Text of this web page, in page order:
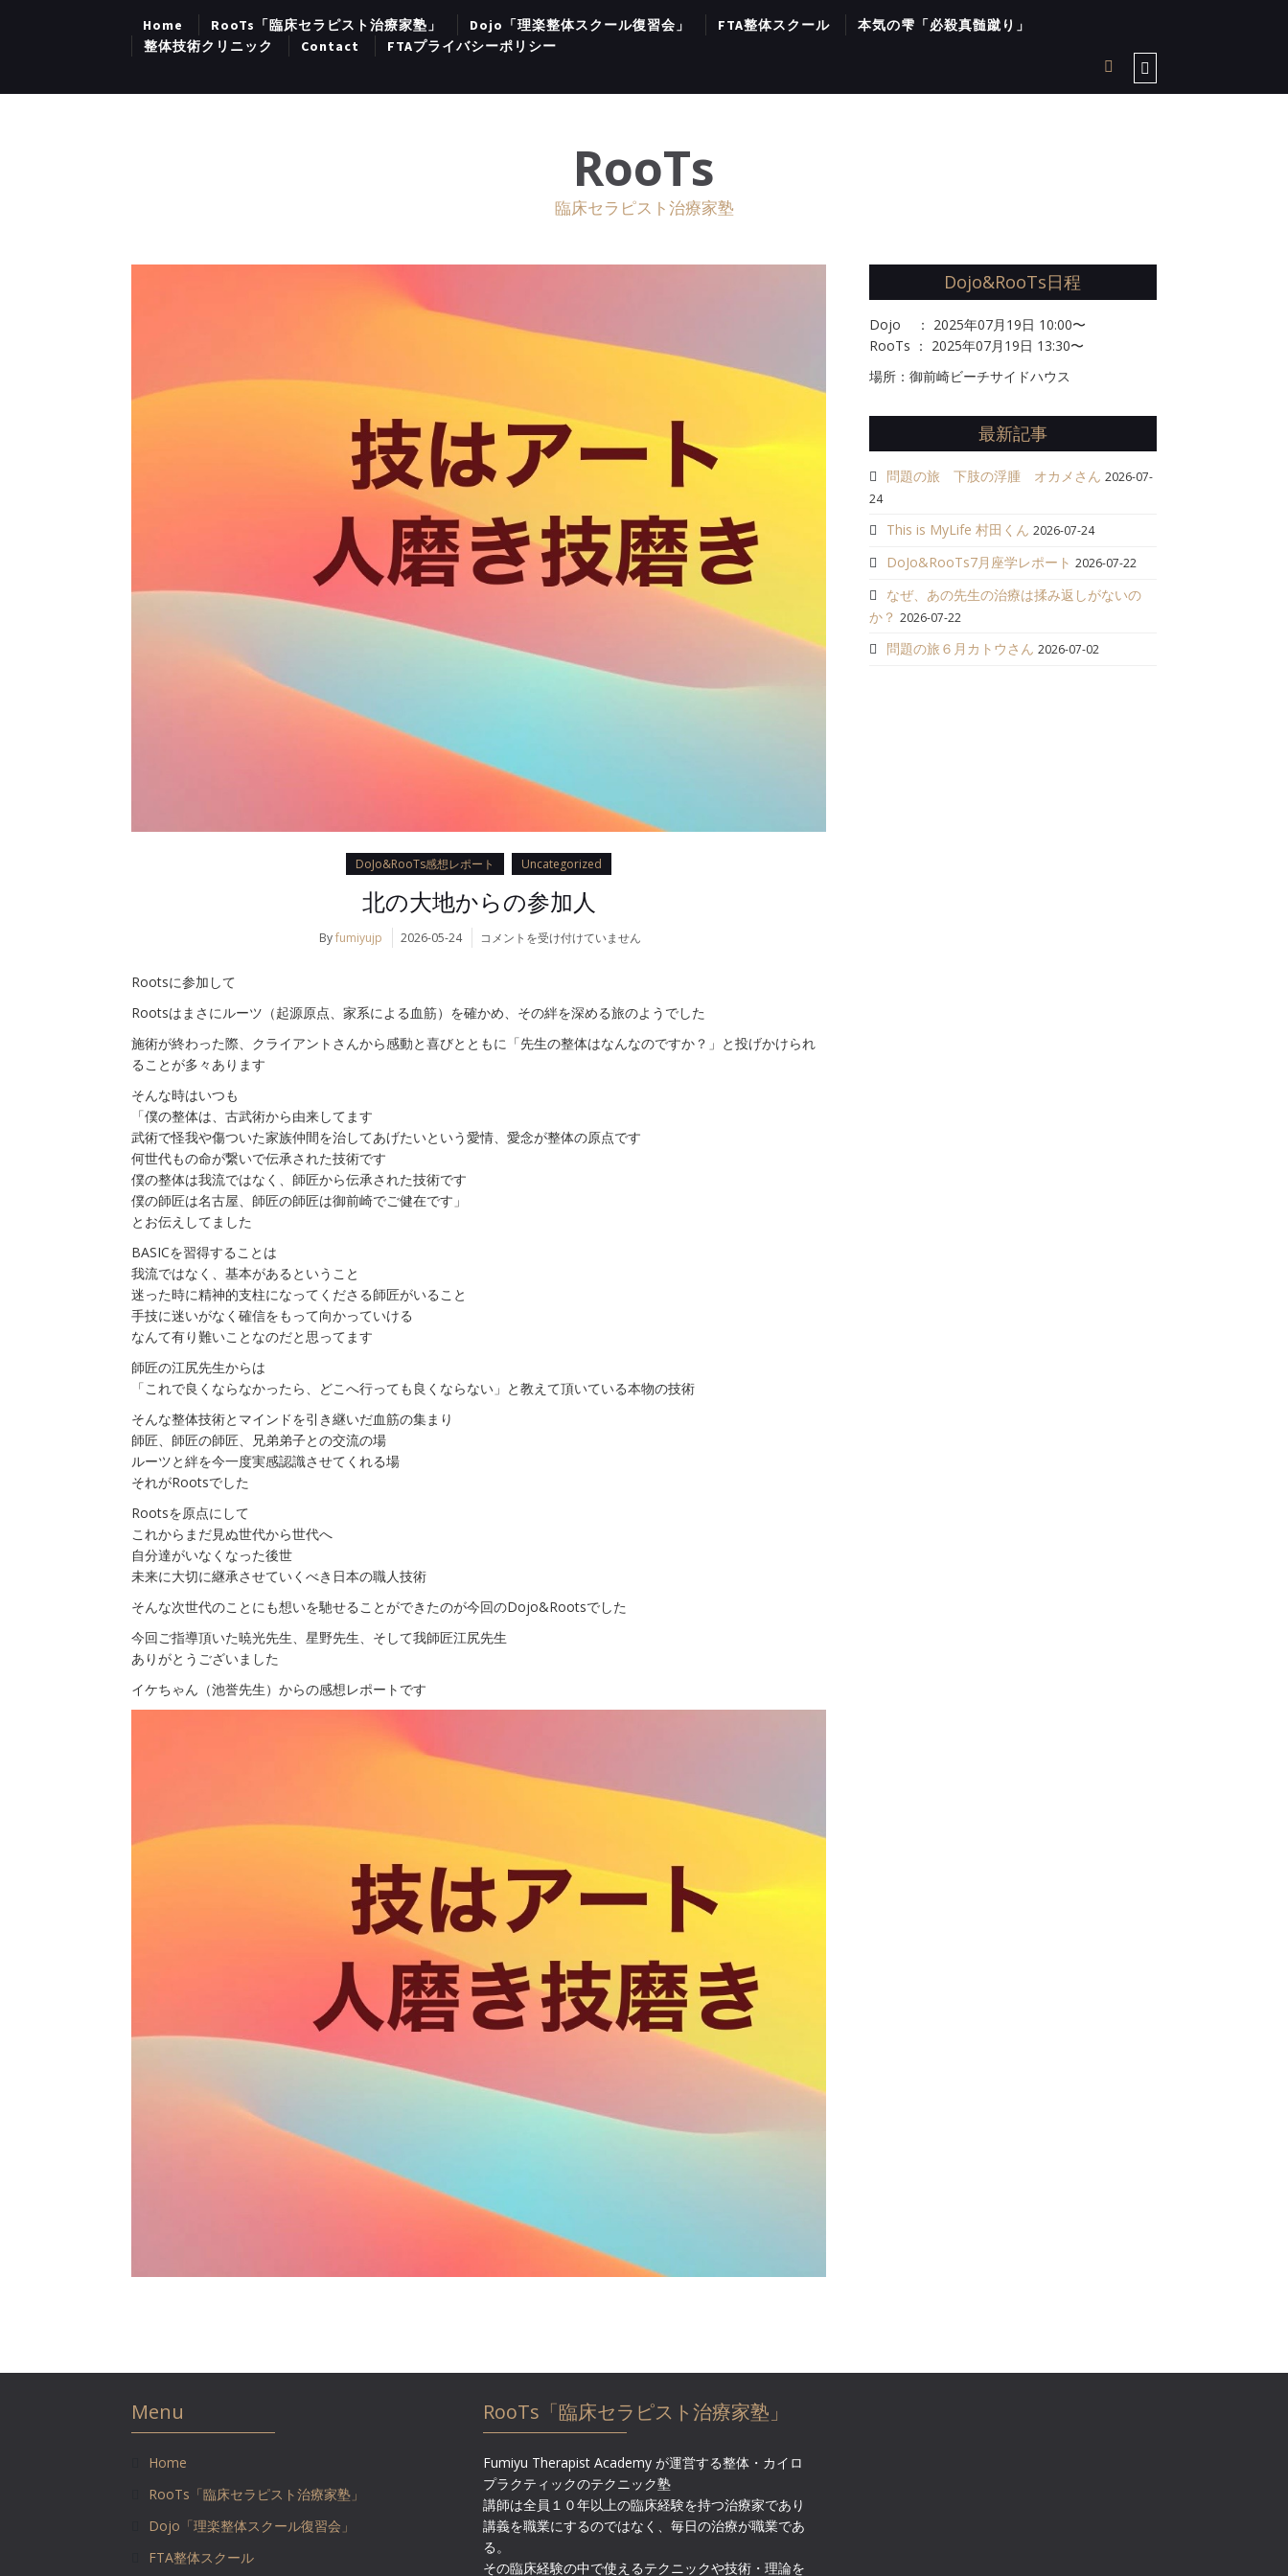
Home RooTs「臨床セラピスト治療家塾」 Dojo「理楽整体スクール復習会」 FTA整体スクール
本気の雫「必殺真髄蹴り」
整体技術クリニック
Contact FTAプライバシーポリシー
RooTs
臨床セラピスト治療家塾
DoJo&RooTs感想レポート Uncategorized
北の大地からの参加人
Byfumiyujp 2026-05-24
北
か
の
コメントを受け付けていません
Rootsに参加して
Rootsはまさにルーツ（起源原点、家系による血筋）を確かめ、その絆を深める旅のようでした
施術が終わった際、クライアントさんから感動と喜びとともに「先生の整体はなんなのですか？」と投げかけられ
ることが多々あります
そんな時はいつも
「僕の整体は、古武術から由来してます
武術で怪我や傷ついた家族仲間を治してあげたいという愛情、愛念が整体の原点です
何世代もの命が繋いで伝承された技術です
僕の整体は我流ではなく、師匠から伝承された技術です
僕の師匠は名古屋、師匠の師匠は御前崎でご健在です」
とお伝えしてました
BASICを習得することは
我流ではなく、基本があるということ
迷った時に精神的支柱になってくださる師匠がいること
手技に迷いがなく確信をもって向かっていける
なんて有り難いことなのだと思ってます
師匠の江尻先生からは
「これで良くならなかったら、どこへ行っても良くならない」と教えて頂いている本物の技術
そんな整体技術とマインドを引き継いだ血筋の集まり
師匠、師匠の師匠、兄弟弟子との交流の場
ルーツと絆を今一度実感認識させてくれる場
それがRootsでした
Rootsを原点にして
これからまだ見ぬ世代から世代へ
自分達がいなくなった後世
未来に大切に継承させていくべき日本の職人技術
そんな次世代のことにも想いを馳せることができたのが今回のDojo&Rootsでした
今回ご指導頂いた暁光先生、星野先生、そして我師匠江尻先生
ありがとうございました
イケちゃん（池誉先生）からの感想レポートです
Dojo&RooTs日程
Dojo ： 2025年07月19日 10:00〜
RooTs ： 2025年07月19日 13:30〜
場所：御前崎ビーチサイドハウス
最新記事
問題の旅 下肢の浮腫 オカメさん 2026-07-
24
This is MyLife 村田くん 2026-07-24
DoJo&RooTs7月座学レポート 2026-07-22
なぜ、あの先生の治療は揉み返しがないの
か？ 2026-07-22
問題の旅６月カトウさん 2026-07-02
Menu
Home
RooTs「臨床セラピスト治療家塾」
Dojo「理楽整体スクール復習会」
FTA整体スクール
RooTs「臨床セラピスト治療家塾」
Fumiyu Therapist Academy が運営する整体・カイロ
プラクティックのテクニック塾
講師は全員１０年以上の臨床経験を持つ治療家であり
講義を職業にするのではなく、毎日の治療が職業であ
る。
その臨床経験の中で使えるテクニックや技術・理論を